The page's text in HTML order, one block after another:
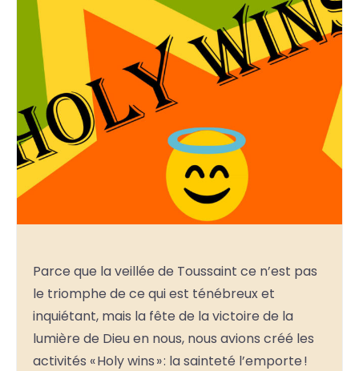
Parce que la veillée de Toussaint ce n’est pas
le triomphe de ce qui est ténébreux et
inquiétant, mais la fête de la victoire de la
lumière de Dieu en nous, nous avions créé les
activités « Holy wins » : la sainteté l’emporte !